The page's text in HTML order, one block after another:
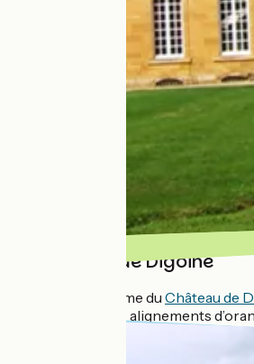
Château de Digoine
Si l’édifice même du Château de
françaises, les alignements